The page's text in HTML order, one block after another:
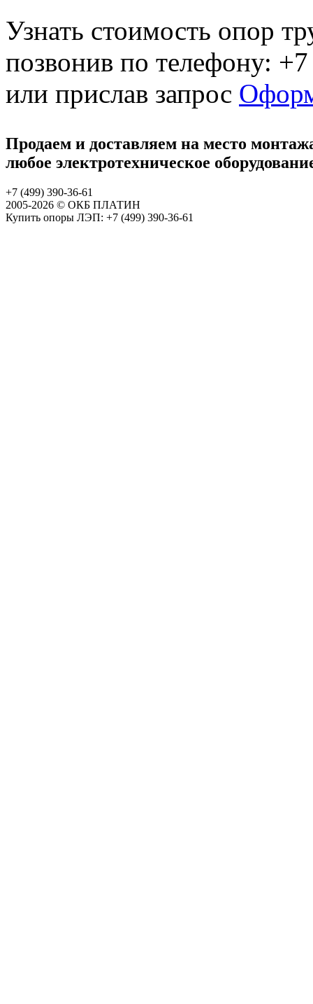
Узнать стоимость опор
позвонив по телефону:
или прислав запрос
Продаем и доставляем на место
любое электротехническое
+7 (499) 390-36-61
2005-2026 © ОКБ ПЛАТИН
Купить опоры ЛЭП: +7 (499) 390-36-61